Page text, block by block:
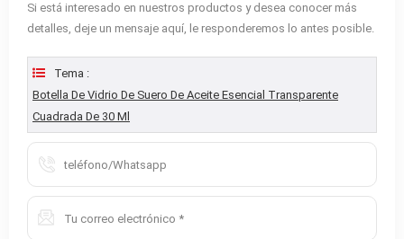
Si está interesado en nuestros productos y desea conocer más
detalles, deje un mensaje aquí, le responderemos lo antes posible.
Tema :
Botella De Vidrio De Suero De Aceite Esencial Transparente
Cuadrada De 30 Ml